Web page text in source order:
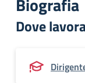
Dove